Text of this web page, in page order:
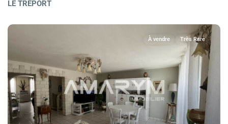
LE TRÉPORT
À vendre Très Rare